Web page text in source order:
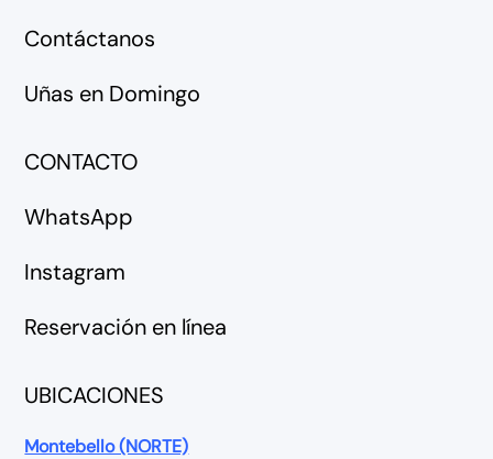
Contáctanos
Uñas en Domingo
CONTACTO
WhatsApp
Instagram
Reservación en línea
UBICACIONES
Montebello (NORTE)